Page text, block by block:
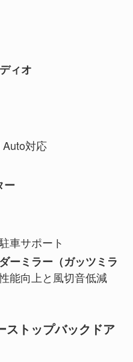
ィオ
対応
ー
車サポート
ーミラー（ガッツミラ
能向上と風切音低減
ストップバックドア